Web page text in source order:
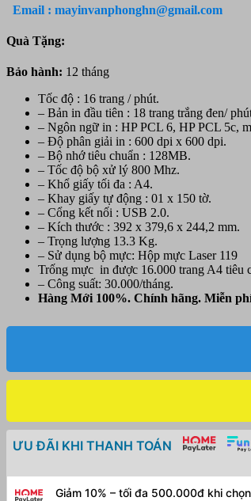
HP
LaserJet
Pro
-
(4ZB94A)
lượng
Email : mayinvanphonghn@gmail.com
Quà Tặng:
Bảo hành: 12 tháng
Tốc độ : 16 trang / phút.
– Bản in đầu tiên : 18 trang trắng đen/
– Ngôn ngữ in : HP PCL 6, HP PCL 5c,
– Độ phân giải in : 600 dpi x 600 dpi.
– Bộ nhớ tiêu chuẩn : 128MB.
– Tốc độ bộ xử lý 800 Mhz.
– Khổ giấy tối đa : A4.
– Khay giấy tự động : 01 x 150 tờ.
– Cổng kết nối : USB 2.0.
– Kích thước : 392 x 379,6 x 244,2 mm.
– Trọng lượng 13.3 Kg.
– Sử dụng bộ mực: Hộp mực Laser 119
Trống mực in được 16.000 trang A4 tiêu
– Công suất: 30.000/tháng.
Hàng Mới 100%. Chính hãng. Miễn
ƯU ĐÃI KHI THANH TOÁN
Giảm 10% – tối đa 500.000đ khi